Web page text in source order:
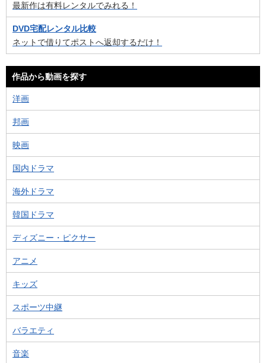
最新作は有料レンタルでみれる！
DVD宅配レンタル比較
ネットで借りてポストへ返却するだけ！
作品から動画を探す
洋画
邦画
映画
国内ドラマ
海外ドラマ
韓国ドラマ
ディズニー・ピクサー
アニメ
キッズ
スポーツ中継
バラエティ
音楽